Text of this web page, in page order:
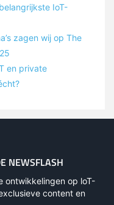
IoT-
zagen wij op The
en private
NEWSFLASH
ontwikkelingen op loT-
content en